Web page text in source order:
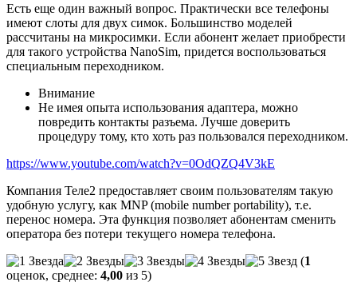
Есть еще один важный вопрос. Практически все телефоны
имеют слоты для двух симок. Большинство моделей
рассчитаны на микросимки. Если абонент желает приобрести
для такого устройства NanoSim, придется воспользоваться
специальным переходником.
Внимание
Не имея опыта использования адаптера, можно
повредить контакты разъема. Лучше доверить
процедуру тому, кто хоть раз пользовался переходником.
https://www.youtube.com/watch?v=0OdQZQ4V3kE
Компания Теле2 предоставляет своим пользователям такую
удобную услугу, как MNP (mobile number portability), т.е.
перенос номера. Эта функция позволяет абонентам сменить
оператора без потери текущего номера телефона.
(1
оценок, среднее: 4,00 из 5)